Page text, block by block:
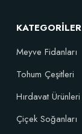
KATEGORİLER
Meyve Fidanları
Tohum Çeşitleri
Hırdavat Ürünleri
Çiçek Soğanları